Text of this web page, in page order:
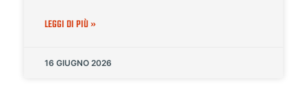
LEGGI DI PIÙ »
16 GIUGNO 2026